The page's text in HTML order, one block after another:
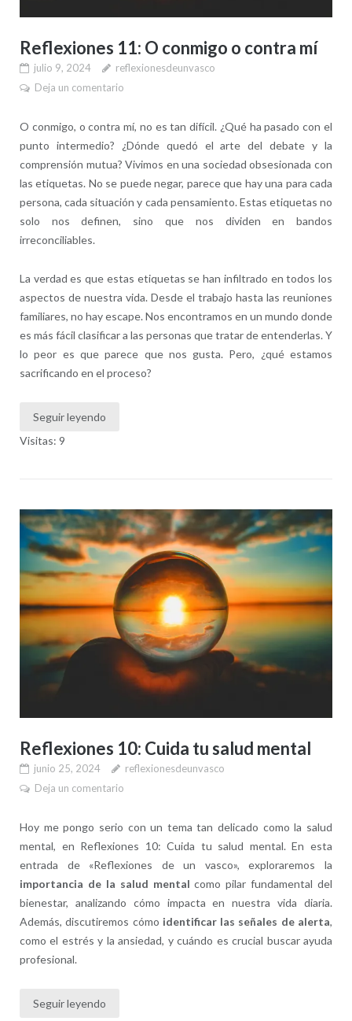
Reflexiones 11: O conmigo o contra mí
julio 9, 2024
reflexionesdeunvasco
Deja un comentario
O conmigo, o contra mí, no es tan difícil. ¿Qué ha pasado con el
punto intermedio? ¿Dónde quedó el arte del debate y la
comprensión mutua? Vivimos en una sociedad obsesionada con
las etiquetas. No se puede negar, parece que hay una para cada
persona, cada situación y cada pensamiento. Estas etiquetas no
solo nos definen, sino que nos dividen en bandos
irreconciliables.
La verdad es que estas etiquetas se han infiltrado en todos los
aspectos de nuestra vida. Desde el trabajo hasta las reuniones
familiares, no hay escape. Nos encontramos en un mundo donde
es más fácil clasificar a las personas que tratar de entenderlas. Y
lo peor es que parece que nos gusta. Pero, ¿qué estamos
sacrificando en el proceso?
Seguir leyendo
Visitas: 9
Reflexiones 10: Cuida tu salud mental
junio 25, 2024
reflexionesdeunvasco
Deja un comentario
Hoy me pongo serio con un tema tan delicado como la salud
mental, en Reflexiones 10: Cuida tu salud mental. En esta
entrada de «Reflexiones de un vasco», exploraremos la
importancia de la salud mental como pilar fundamental del
bienestar, analizando cómo impacta en nuestra vida diaria.
Además, discutiremos cómo identificar las señales de alerta,
como el estrés y la ansiedad, y cuándo es crucial buscar ayuda
profesional.
Seguir leyendo